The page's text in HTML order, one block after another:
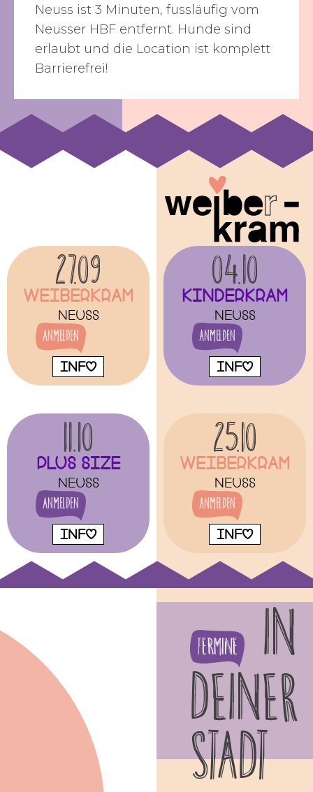
Neuss ist 3 Minuten, fussläufig vom
Neusser HBF entfernt. Hunde sind
erlaubt und die Location ist komplett
Barrierefrei!
27.09
Weiberkram
Neuss
Anmelden
INFO
04.10
Kinderkram
Neuss
Anmelden
INFO
11.10
Plus size
Neuss
Anmelden
INFO
25.10
Weiberkram
Neuss
Anmelden
INFO
Termine
IN
DEINER
STADT